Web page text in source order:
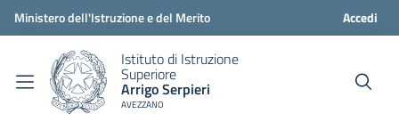
Ministero dell'Istruzione e del Merito Accedi
Istituto di Istruzione
Superiore
Arrigo Serpieri
AVEZZANO